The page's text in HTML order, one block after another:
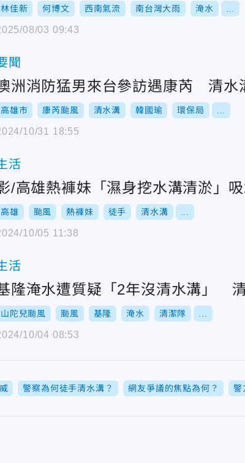
林佳新 何博文 西南氣流 南台灣大雨 淹水
08/03 09:43
聞
洲消防猛男來台參訪遇康芮 清水
高雄市 康芮颱風 清水溝 韓國瑜 環保局
10/31 18:55
活
/高雄熱褲妹「濕身挖水溝清淤」
高雄 颱風 熱褲妹 徒手 清水溝
10/05 11:38
活
隆淹水遭質疑「2年沒清水溝」
山陀兒颱風 颱風 基隆 淹水 清潔隊
10/04 08:53
警察為何徒手清水溝？ 網友爭議的焦點為何？ 警